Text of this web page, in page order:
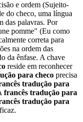
e ordem (Sujeito-
do checo, uma língua
das palavras. Por
pomme" (Eu como
correta para
na ordem das
da ênfase. A chave
reside em reconhecer
para checo precisa
tradução para
francês tradução para
tradução para